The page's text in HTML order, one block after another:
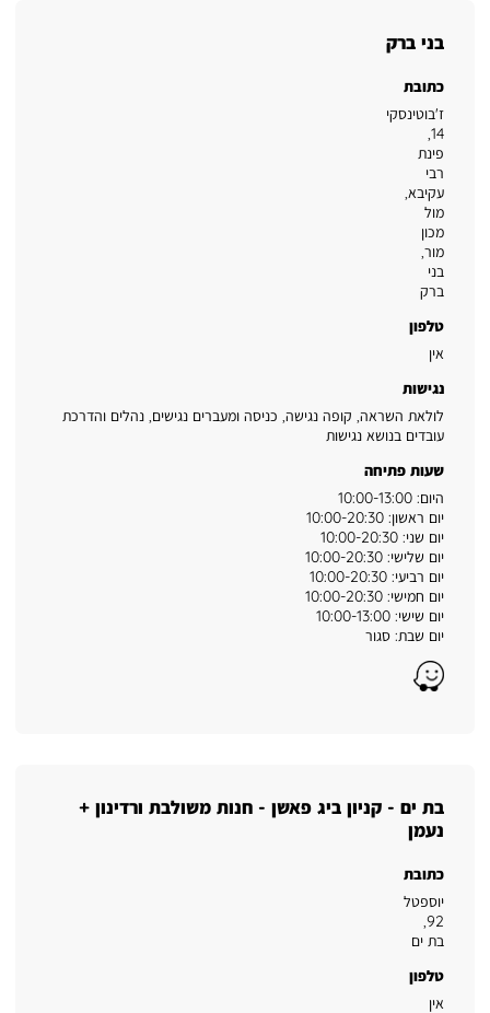
בני ברק
כתובת
ז'בוטינסקי
14,
פינת
רבי
עקיבא,
מול
מכון
מור,
בני
ברק
טלפון
אין
נגישות
לולאת השראה, קופה נגישה, כניסה ומעברים נגישים, נהלים והדרכת
עובדים בנושא נגישות
שעות פתיחה
היום: 10:00-13:00
יום ראשון: 10:00-20:30
יום שני: 10:00-20:30
יום שלישי: 10:00-20:30
יום רביעי: 10:00-20:30
יום חמישי: 10:00-20:30
יום שישי: 10:00-13:00
יום שבת: סגור
Waze
בת ים - קניון ביג פאשן - חנות משולבת ורדינון +
נעמן
כתובת
יוספטל
92
,
בת ים
טלפון
אין